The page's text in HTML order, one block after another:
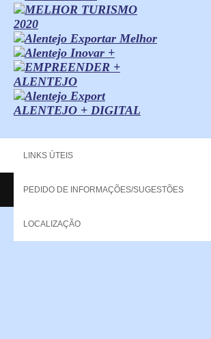
ALENTEJO + DIGITAL
LINKS ÚTEIS
PEDIDO DE INFORMAÇÕES/SUGESTÕES
LOCALIZAÇÃO
Copyright - 2013 NERPOR. All rights reserved.